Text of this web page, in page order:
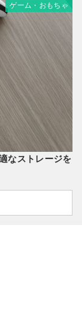
ゲーム・おもちゃ
なストレージを